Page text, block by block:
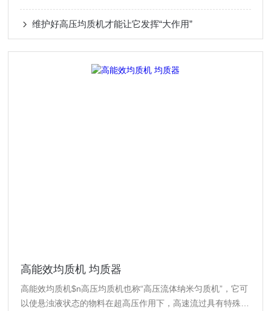
维护好高压均质机才能让它发挥“大作用”
高能效均质机 均质器
高能效均质机$n高压均质机也称“高压流体纳米匀质机”，它可
以使悬浊液状态的物料在超高压作用下，高速流过具有特殊内